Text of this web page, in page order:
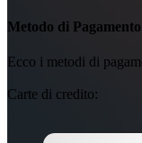
Metodo di Pagamento
Ecco i metodi di
Carte di credito: